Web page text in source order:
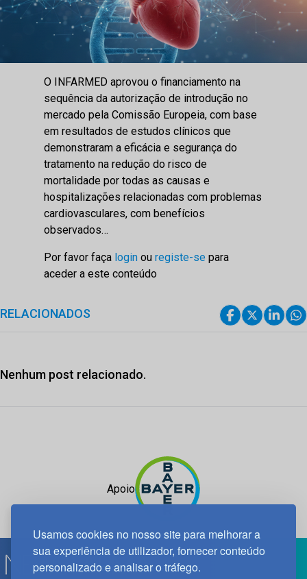
Usamos cookies no nosso site para melhorar a
sua experiência de utilizador, fornecer conteúdo
personalizado e analisar o tráfego.
O INFARMED aprovou o financiamento na
sequência da autorização de introdução no
mercado pela Comissão Europeia, com base
em resultados de estudos clínicos que
demonstraram a eficácia e segurança do
tratamento na redução do risco de
mortalidade por todas as causas e
hospitalizações relacionadas com problemas
cardiovasculares, com benefícios
observados…
Por favor faça login ou registe-se para
aceder a este conteúdo
RELACIONADOS
Nenhum post relacionado.
Apoio